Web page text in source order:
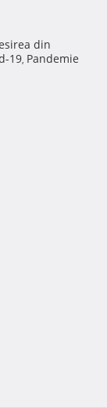
din
19, Pandemie